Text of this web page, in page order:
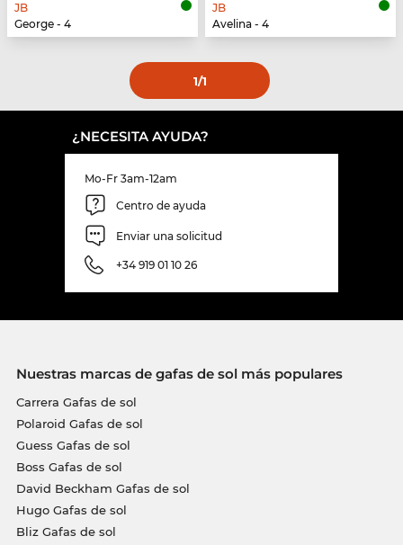
JB
George - 4
JB
Avelina - 4
1/1
¿NECESITA AYUDA?
Mo-Fr 3am-12am
Centro de ayuda
Enviar una solicitud
+34 919 01 10 26
Nuestras marcas de gafas de sol más populares
Carrera Gafas de sol
Polaroid Gafas de sol
Guess Gafas de sol
Boss Gafas de sol
David Beckham Gafas de sol
Hugo Gafas de sol
Bliz Gafas de sol